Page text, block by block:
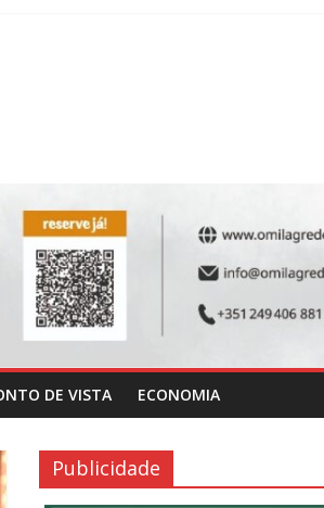
DE VISTA ECONOMIA
Publicidade